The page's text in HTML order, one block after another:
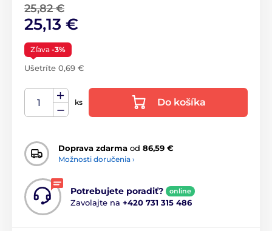
25,82 €
25,13 €
Zľava -3%
Ušetríte 0,69 €
ks Do košíka
Doprava zdarma od 86,59 €
Možnosti doručenia ›
Potrebujete poradiť? online
Zavolajte na +420 731 315 486